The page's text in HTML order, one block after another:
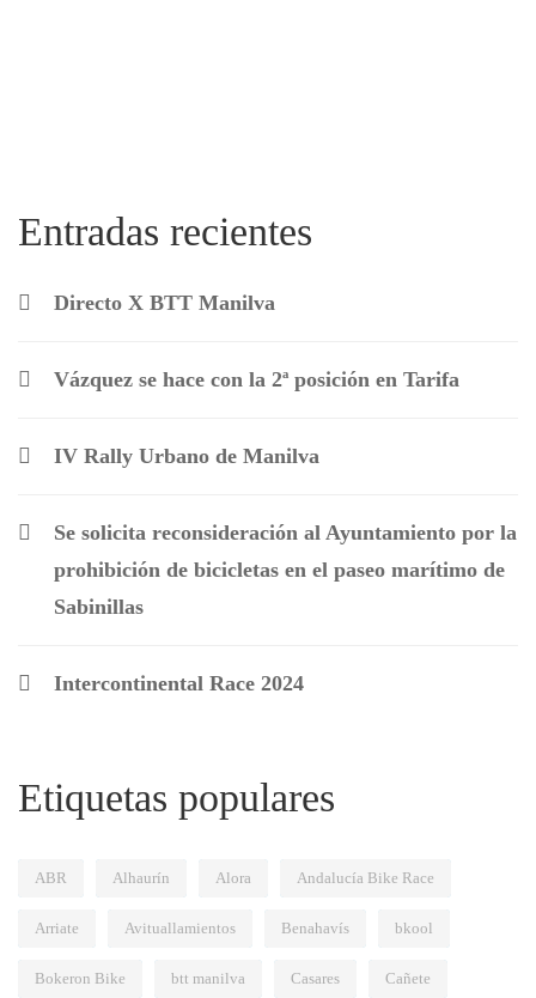
Entradas recientes
Directo X BTT Manilva
Vázquez se hace con la 2ª posición en Tarifa
IV Rally Urbano de Manilva
Se solicita reconsideración al Ayuntamiento por la
prohibición de bicicletas en el paseo marítimo de
Sabinillas
Intercontinental Race 2024
Etiquetas populares
ABR Alhaurín Alora Andalucía Bike Race
Arriate Avituallamientos Benahavís bkool
Bokeron Bike btt manilva Casares Cañete